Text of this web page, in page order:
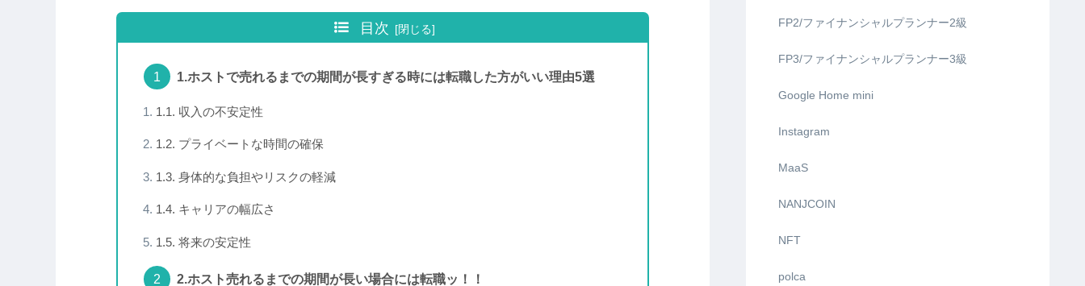
目次
1.ホストで売れるまでの期間が長すぎる時には転職した方がいい理由5選
1.1. 収入の不安定性
1.2. プライベートな時間の確保
1.3. 身体的な負担やリスクの軽減
1.4. キャリアの幅広さ
1.5. 将来の安定性
2.ホスト売れるまでの期間が長い場合には転職ッ！！
FP2/ファイナンシャルプランナー2級
FP3/ファイナンシャルプランナー3級
Google Home mini
Instagram
MaaS
NANJCOIN
NFT
polca